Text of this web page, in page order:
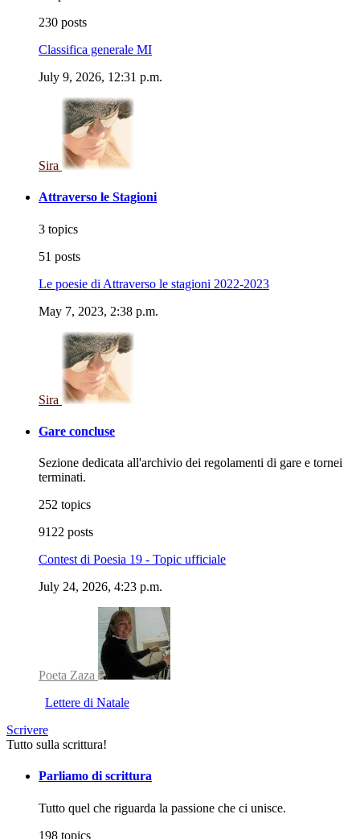
230 posts
Classifica generale MI
July 9, 2026, 12:31 p.m.
Sira
Attraverso le Stagioni
3 topics
51 posts
Le poesie di Attraverso le stagioni 2022-2023
May 7, 2023, 2:38 p.m.
Sira
Gare concluse
Sezione dedicata all'archivio dei regolamenti di gare e tornei
terminati.
252 topics
9122 posts
Contest di Poesia 19 - Topic ufficiale
July 24, 2026, 4:23 p.m.
Poeta Zaza
Lettere di Natale
Scrivere
Tutto sulla scrittura!
Parliamo di scrittura
Tutto quel che riguarda la passione che ci unisce.
198 topics